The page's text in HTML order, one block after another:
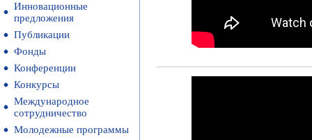
Инновационные
предложения
Публикации
Фонды
Конференции
Конкурсы
Международное
сотрудничество
Молодежные программы